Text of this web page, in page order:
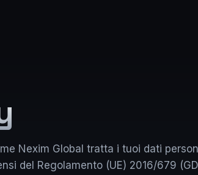
Nexim Global tratta i tuoi dati
del Regolamento (UE) 2016/679